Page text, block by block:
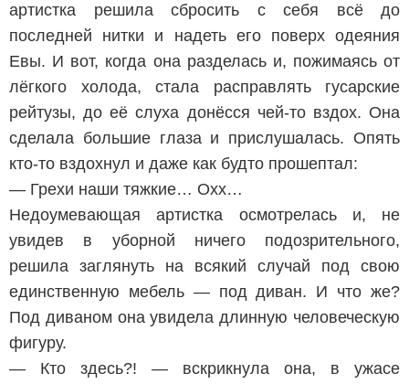
артистка решила сбросить с себя всё до
последней нитки и надеть его поверх одеяния
Евы. И вот, когда она разделась и, пожимаясь от
лёгкого холода, стала расправлять гусарские
рейтузы, до её слуха донёсся чей-то вздох. Она
сделала большие глаза и прислушалась. Опять
кто-то вздохнул и даже как будто прошептал:
— Грехи наши тяжкие… Охх…
Недоумевающая артистка осмотрелась и, не
увидев в уборной ничего подозрительного,
решила заглянуть на всякий случай под свою
единственную мебель — под диван. И что же?
Под диваном она увидела длинную человеческую
фигуру.
— Кто здесь?! — вскрикнула она, в ужасе